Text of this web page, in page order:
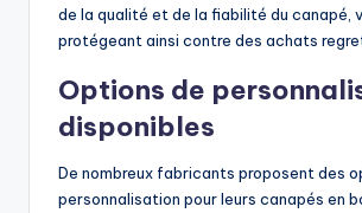
de la qualité et de la fiabilité du canapé,
protégeant ainsi contre des achats
Options de
disponibles
De nombreux fabricants proposent des
personnalisation pour leurs canapés en